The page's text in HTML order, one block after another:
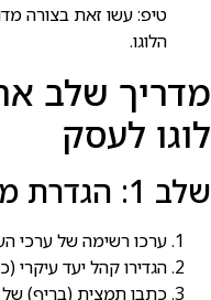
טיפ: עשו זאת בצורה
הלוגו.
מדריך שלב
לוגו לעסק
שלב 1: הגדרת מטרות המותג
ערכו רשימה של ערכי
הגדירו קהל יעד עיקרי
כתבו תמצית (בריף)